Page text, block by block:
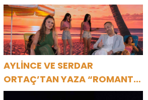
AYLİNCE VE SERDAR
ORTAÇ’TAN YAZA “ROMANTİK
AŞK” BOMBASI!